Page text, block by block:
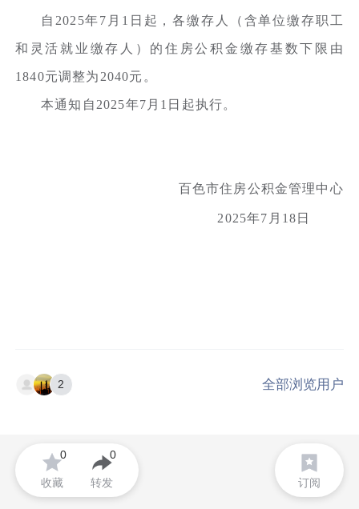
自2025年7月1日起，各缴存人（含单位缴存职工
和灵活就业缴存人）的住房公积金缴存基数下限由
1840元调整为2040元。
本通知自2025年7月1日起执行。
百色市住房公积金管理中心
2025年7月18日
2 全部浏览用户
收藏
0
转发
0
订阅